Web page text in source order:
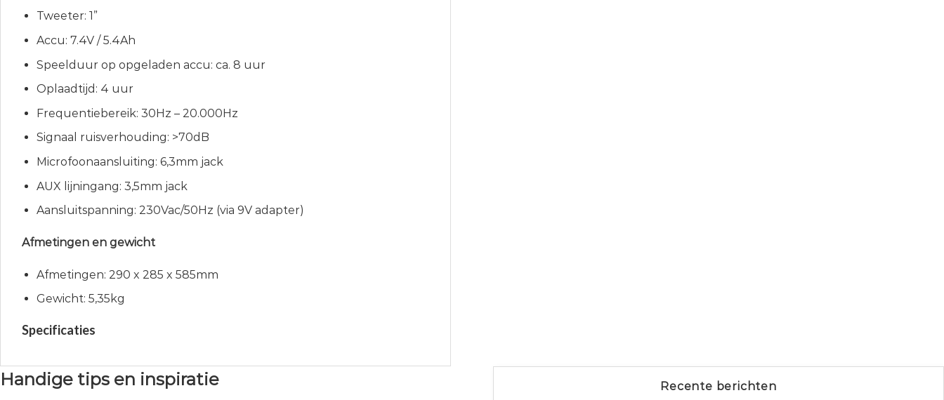
Tweeter: 1”
Accu: 7.4V / 5.4Ah
Speelduur op opgeladen accu: ca. 8 uur
Oplaadtijd: 4 uur
Frequentiebereik: 30Hz – 20.000Hz
Signaal ruisverhouding: >70dB
Microfoonaansluiting: 6,3mm jack
AUX lijningang: 3,5mm jack
Aansluitspanning: 230Vac/50Hz (via 9V adapter)
Afmetingen en gewicht
Afmetingen: 290 x 285 x 585mm
Gewicht: 5,35kg
Specificaties
Handige tips en inspiratie Recente berichten